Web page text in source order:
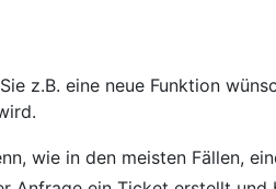
z.B. eine neue Funktion
wie in den meisten Fällen,